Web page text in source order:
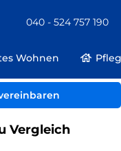
040 - 524 757 190
Wohnen
Vergleich